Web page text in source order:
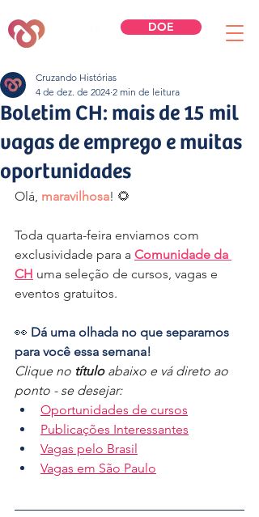
DOE
Boletim CH: mais de 15 mil
vagas de emprego e muitas
oportunidades
Cruzando Histórias
4 de dez. de 2024 2 min de leitura
Olá, maravilhosa! 🌻
Toda quarta-feira enviamos com
exclusividade para a Comunidade da
CH uma seleção de cursos, vagas e
eventos gratuitos.
👀 Dá uma olhada no que separamos
para você essa semana!
Clique no título abaixo e vá direto ao
ponto - se desejar:
Oportunidades de cursos
Publicações Interessantes
Vagas pelo Brasil
Vagas em São Paulo